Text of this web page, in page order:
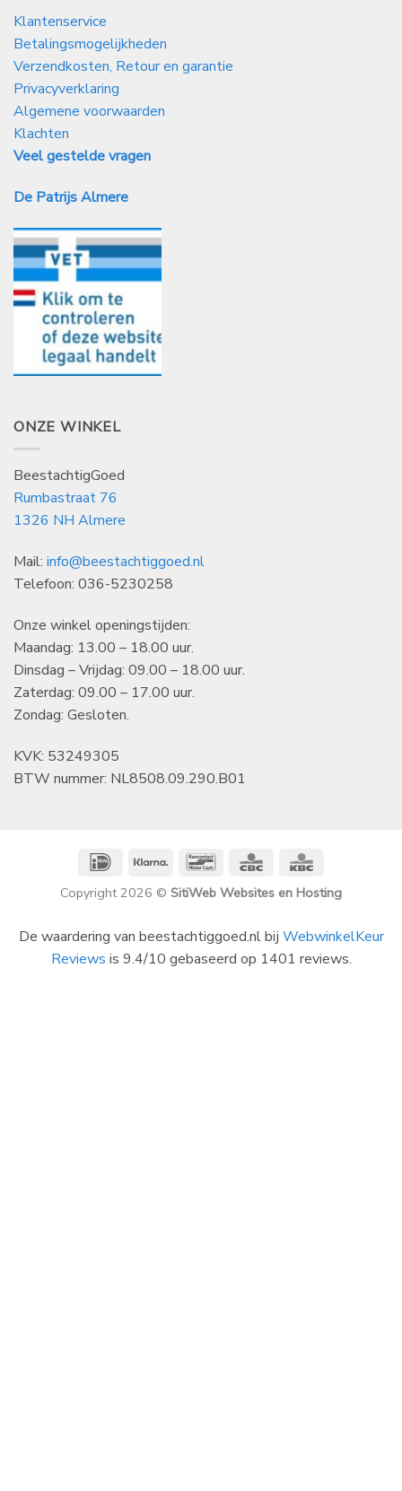
Klantenservice
Betalingsmogelijkheden
Verzendkosten, Retour en garantie
Privacyverklaring
Algemene voorwaarden
Klachten
Veel gestelde vragen
De Patrijs Almere
ONZE WINKEL
BeestachtigGoed
Rumbastraat 76
1326 NH Almere
Mail: info@beestachtiggoed.nl
Telefoon: 036-5230258
Onze winkel openingstijden:
Maandag: 13.00 – 18.00 uur.
Dinsdag – Vrijdag: 09.00 – 18.00 uur.
Zaterdag: 09.00 – 17.00 uur.
Zondag: Gesloten.
KVK: 53249305
BTW nummer: NL8508.09.290.B01
IDeal Klarna BancontactCBC
Copyright 2026 © SitiWeb Websites en Hosting
De waardering van beestachtiggoed.nl bij WebwinkelKeur
Reviews is 9.4/10 gebaseerd op 1401 reviews.